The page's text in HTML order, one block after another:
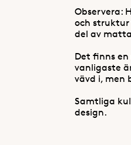
Observera:
och
del av
Det finns
vanligaste
vävd i, men
Samtliga
design.